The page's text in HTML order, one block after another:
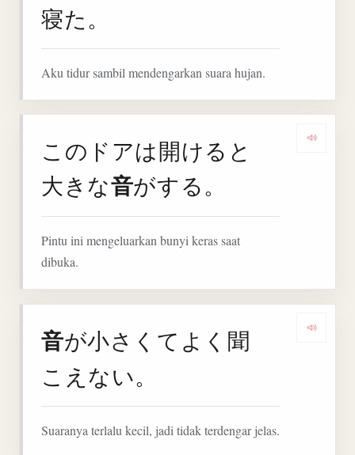
寝た。
Aku tidur sambil mendengarkan suara hujan.
このドアは開けると
大きな音がする。
Pintu ini mengeluarkan bunyi keras saat
dibuka.
音が小さくてよく聞
こえない。
Suaranya terlalu kecil, jadi tidak terdengar jelas.